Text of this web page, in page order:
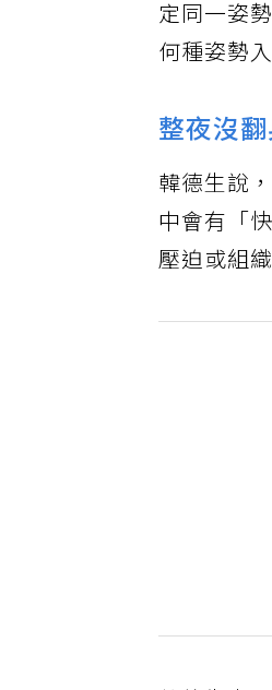
定同一姿
何種姿勢
整夜沒
韓德生說
中會有「
壓迫或組